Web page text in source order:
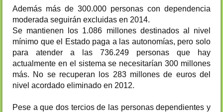
Además más de 300.000 personas con dependencia
moderada seguirán excluidas en 2014.
Se mantienen los 1.086 millones destinados al nivel
mínimo que el Estado paga a las autonomías, pero solo
para atender a las 736.249 personas que hay
actualmente en el sistema se necesitarían 300 millones
más. No se recuperan los 283 millones de euros del
nivel acordado eliminado en 2012.
Pese a que dos tercios de las personas dependientes y